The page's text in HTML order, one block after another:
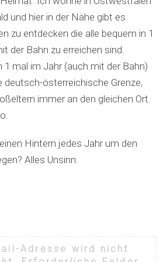
und hier in der Nähe gibt es
zu entdecken die alle bequem in 1
der Bahn zu erreichen sind.
mal im Jahr (auch mit der Bahn)
deutsch-österreichische Grenze,
immer an den gleichen Ort.
Hintern jedes Jahr um den
Alles Unsinn.
Adresse wird nicht